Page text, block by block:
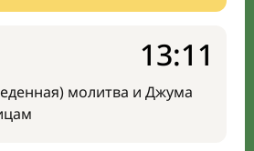
молитва и Джума
13:11